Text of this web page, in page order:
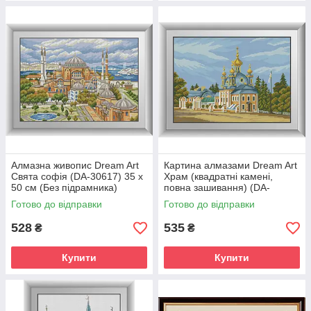
Алмазна живопис Dream Art
Свята софія (DA-30617) 35 х
50 см (Без підрамника)
Готово до відправки
528 ₴
Купити
Картина алмазами Dream Art
Храм (квадратні камені,
повна зашивання) (DA-
30514) 37 х 50 см (Без
підрамника)
Готово до відправки
535 ₴
Купити